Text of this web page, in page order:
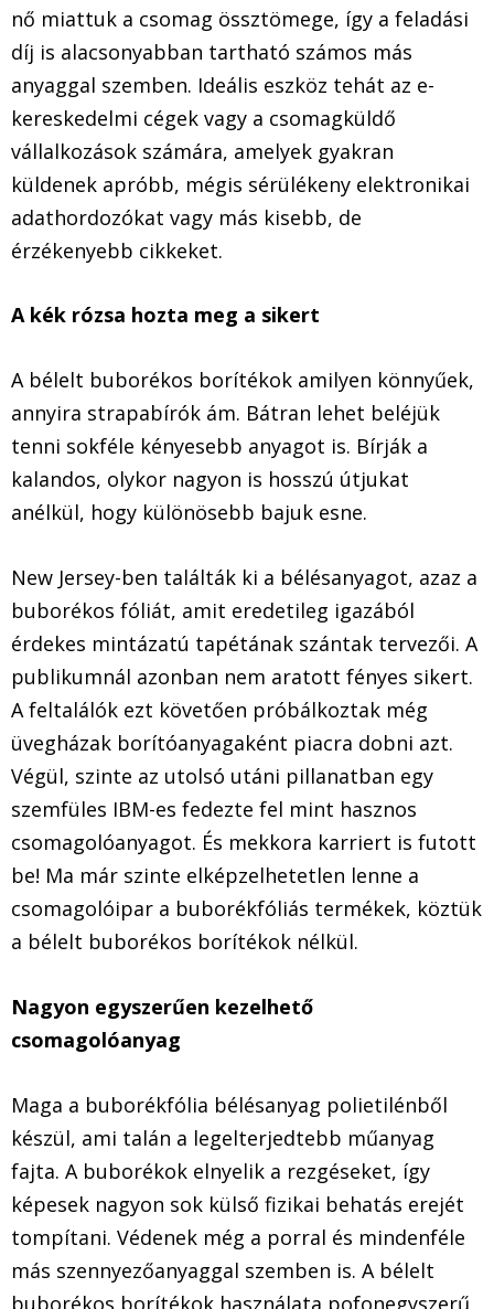
nő miattuk a csomag össztömege, így a feladási
díj is alacsonyabban tartható számos más
anyaggal szemben. Ideális eszköz tehát az e-
kereskedelmi cégek vagy a csomagküldő
vállalkozások számára, amelyek gyakran
küldenek apróbb, mégis sérülékeny elektronikai
adathordozókat vagy más kisebb, de
érzékenyebb cikkeket.
A kék rózsa hozta meg a sikert
A bélelt buborékos borítékok amilyen könnyűek,
annyira strapabírók ám. Bátran lehet beléjük
tenni sokféle kényesebb anyagot is. Bírják a
kalandos, olykor nagyon is hosszú útjukat
anélkül, hogy különösebb bajuk esne.
New Jersey-ben találták ki a bélésanyagot, azaz a
buborékos fóliát, amit eredetileg igazából
érdekes mintázatú tapétának szántak tervezői. A
publikumnál azonban nem aratott fényes sikert.
A feltalálók ezt követően próbálkoztak még
üvegházak borítóanyagaként piacra dobni azt.
Végül, szinte az utolsó utáni pillanatban egy
szemfüles IBM-es fedezte fel mint hasznos
csomagolóanyagot. És mekkora karriert is futott
be! Ma már szinte elképzelhetetlen lenne a
csomagolóipar a buborékfóliás termékek, köztük
a bélelt buborékos borítékok nélkül.
Nagyon egyszerűen kezelhető
csomagolóanyag
Maga a buborékfólia bélésanyag polietilénből
készül, ami talán a legelterjedtebb műanyag
fajta. A buborékok elnyelik a rezgéseket, így
képesek nagyon sok külső fizikai behatás erejét
tompítani. Védenek még a porral és mindenféle
más szennyezőanyaggal szemben is. A bélelt
buborékos borítékok használata pofonegyszerű,